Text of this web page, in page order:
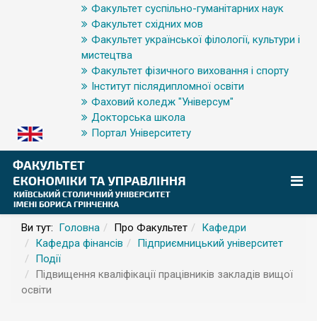
Факультет суспільно-гуманітарних наук
Факультет східних мов
Факультет української філології, культури і
мистецтва
Факультет фізичного виховання і спорту
Інститут післядипломної освіти
Фаховий коледж "Універсум"
Докторська школа
Портал Університету
Ви тут: Головна Про Факультет
Кафедри
Кафедра фінансів
Підприємницький університет
Події
Підвищення кваліфікації працівників закладів вищої
освіти